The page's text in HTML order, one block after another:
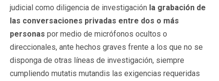
judicial como diligencia de investigación la grabación de
las conversaciones privadas entre dos o más
personas por medio de micrófonos ocultos o
direccionales, ante hechos graves frente a los que no se
disponga de otras líneas de investigación, siempre
cumpliendo mutatis mutandis las exigencias requeridas